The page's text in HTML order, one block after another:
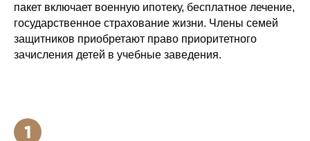
пакет включает военную ипотеку, бесплатное лечение,
государственное страхование жизни. Члены семей
защитников приобретают право приоритетного
зачисления детей в учебные заведения.